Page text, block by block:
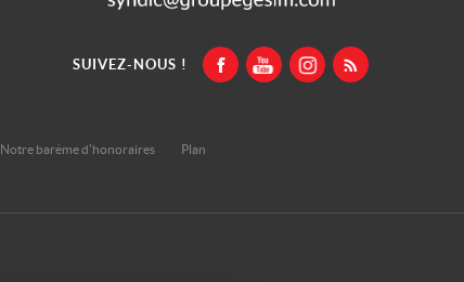
SUIVEZ-NOUS !
Notre barème d'honoraires
Plan